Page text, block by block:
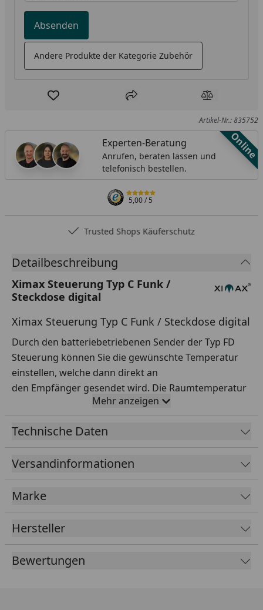
Absenden
Andere Produkte der Kategorie Zubehör
Produkt zur Wunschliste hinzufügen
Teilen Produkt
Artikel-Nr.: 835752
Online
Experten-Beratung
Anrufen, beraten lassen und
telefonisch bestellen.
5,00/ 5
Trusted Shops Käuferschutz
Detailbeschreibung
Ximax Steuerung Typ C Funk /
Steckdose digital
Ximax Steuerung Typ C Funk / Steckdose digital
Durch den batteriebetriebenen Sender der Typ FD
Steuerung können Sie die gewünschte Temperatur
einstellen, welche dann direkt an
den Empfänger gesendet wird. Die Raumtemperatur
ist dabei mit Hilfe eines großen und komfortablen
LCD-Display einstellbar. Die Steuerung Typ FD besitzt
eine BOOST-Funktion, eine Tages- und
Wochenprogrammierung, sowie eine
Abwesenheitsprogrammierung. Somit kann die
Temperatur zeitlich begrenzt werden.
Material & Farbe
Farbe:
Mehr anzeigen
Technische Daten
Versandinformationen
Marke
Hersteller
Bewertungen